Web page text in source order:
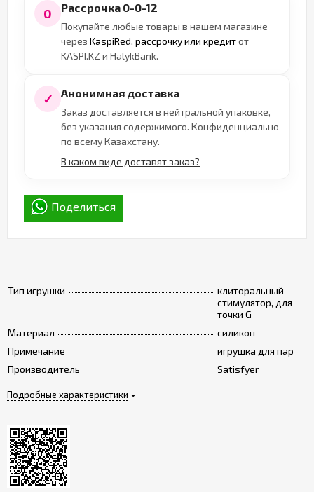
Тип игрушки
клиторальный
стимулятор, для
точки G
Материал
силикон
Примечание
игрушка для пар
Производитель
Satisfyer
Подробные характеристики
0 Рассрочка 0-0-12
Покупайте любые товары в нашем магазине
через KaspiRed, рассрочку или кредитот
KASPI.KZ и HalykBank.
✓ Анонимная доставка
Заказ доставляется в нейтральной упаковке,
без указания содержимого. Конфиденциально
по всему Казахстану.
В каком виде доставят заказ?
Поделиться